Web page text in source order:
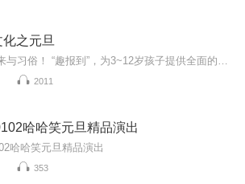
化之元旦
2011
哈哈笑元旦精品演出
哈哈笑元旦精品演出
353